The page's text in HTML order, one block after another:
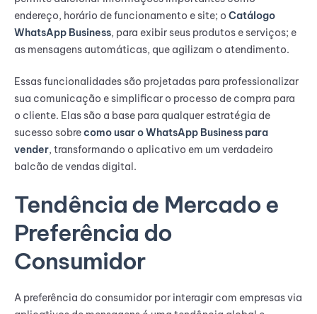
endereço, horário de funcionamento e site; o Catálogo
WhatsApp Business, para exibir seus produtos e serviços; e
as mensagens automáticas, que agilizam o atendimento.
Essas funcionalidades são projetadas para professionalizar
sua comunicação e simplificar o processo de compra para
o cliente. Elas são a base para qualquer estratégia de
sucesso sobrecomo usar o WhatsApp Business para
vender, transformando o aplicativo em um verdadeiro
balcão de vendas digital.
Tendência de Mercado e
Preferência do
Consumidor
A preferência do consumidor por interagir com empresas via